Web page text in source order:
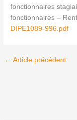
fonctionnaires
fonctionnaires –
DIPE1089-996.pdf
← Article précédent